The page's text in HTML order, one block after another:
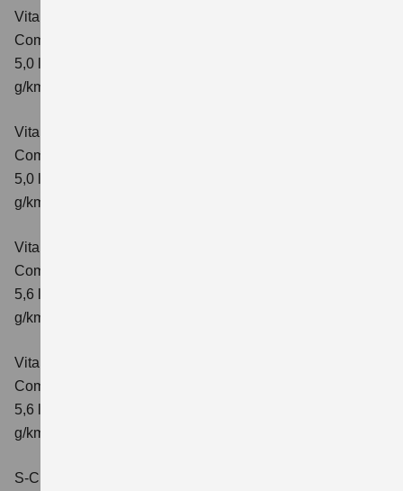
Vitara 1.5 DUALJET HYBRID AGS
Comfort
5,0 l/100km; kombinierter Wert der CO₂-Emission: 113
g/km; CO₂-Klasse: C
Vitara 1.5 DUALJET HYBRID AGS
Comfort+
5,0 l/100km; kombinierter Wert der CO₂-Emission: 114
g/km; CO₂-Klasse: C
Vitara 1.5 DUALJET HYBRID ALLGRIP AGS
Comfort
5,6 l/100km; kombinierter Wert der CO₂-Emission: 126
g/km; CO₂-Klasse: D
Vitara 1.5 DUALJET HYBRID ALLGRIP AGS
Comfort+
5,6 l/100km; kombinierter Wert der CO₂-Emission: 127
g/km; CO₂-Klasse: D
S-Cross 1.4 BOOSTERJET HYBRID